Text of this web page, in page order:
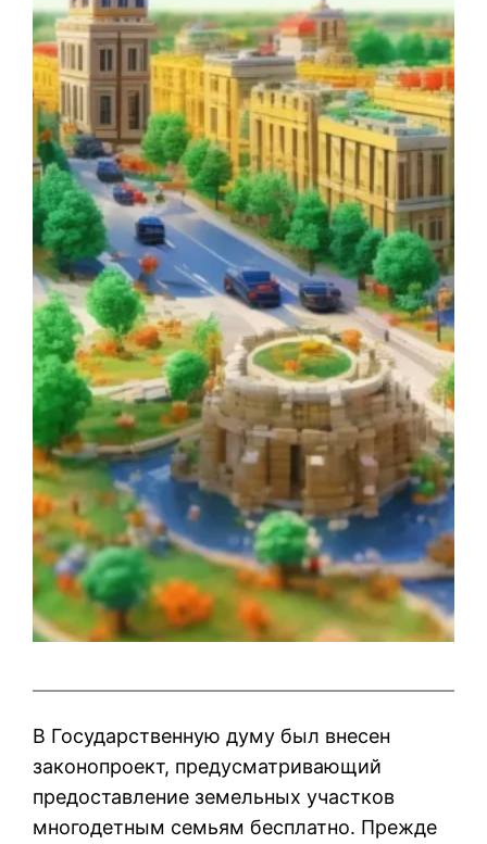
В Государственную думу был внесен
законопроект, предусматривающий
предоставление земельных участков
многодетным семьям бесплатно. Прежде